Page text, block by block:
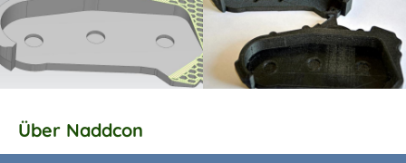
Über Naddcon